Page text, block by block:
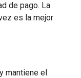
de pago. La
es la mejor
mantiene el